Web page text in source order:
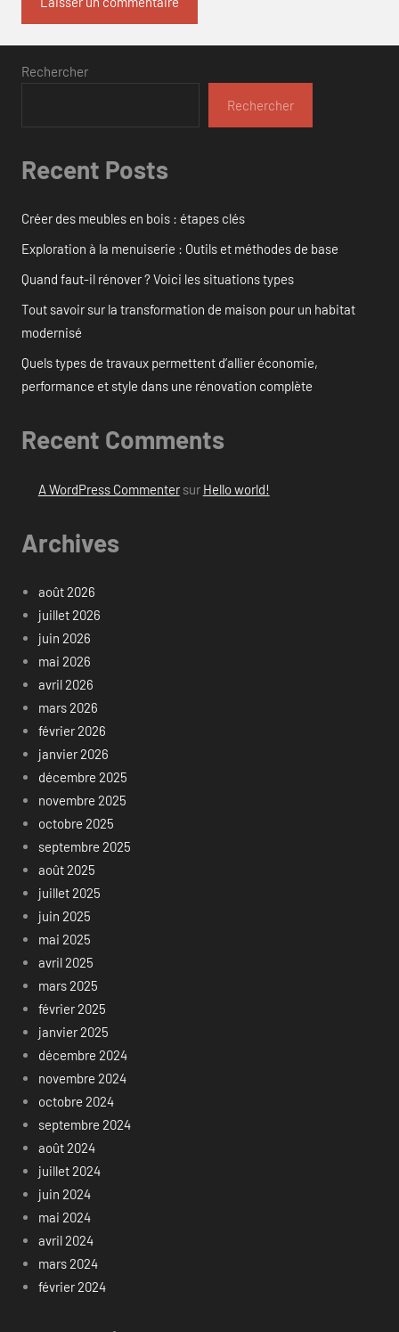
Rechercher
Rechercher
Recent Posts
Créer des meubles en bois : étapes clés
Exploration à la menuiserie : Outils et méthodes de base
Quand faut-il rénover ? Voici les situations types
Tout savoir sur la transformation de maison pour un habitat
modernisé
Quels types de travaux permettent d’allier économie,
performance et style dans une rénovation complète
Recent Comments
A WordPress Commentersur Hello world!
Archives
août 2026
juillet 2026
juin 2026
mai 2026
avril 2026
mars 2026
février 2026
janvier 2026
décembre 2025
novembre 2025
octobre 2025
septembre 2025
août 2025
juillet 2025
juin 2025
mai 2025
avril 2025
mars 2025
février 2025
janvier 2025
décembre 2024
novembre 2024
octobre 2024
septembre 2024
août 2024
juillet 2024
juin 2024
mai 2024
avril 2024
mars 2024
février 2024